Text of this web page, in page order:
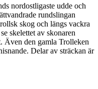
nordostligaste udde och
rundslingan
skog och längs vackra
skelettet av skonaren
Även den gamla Trolleken
Delar av sträckan är